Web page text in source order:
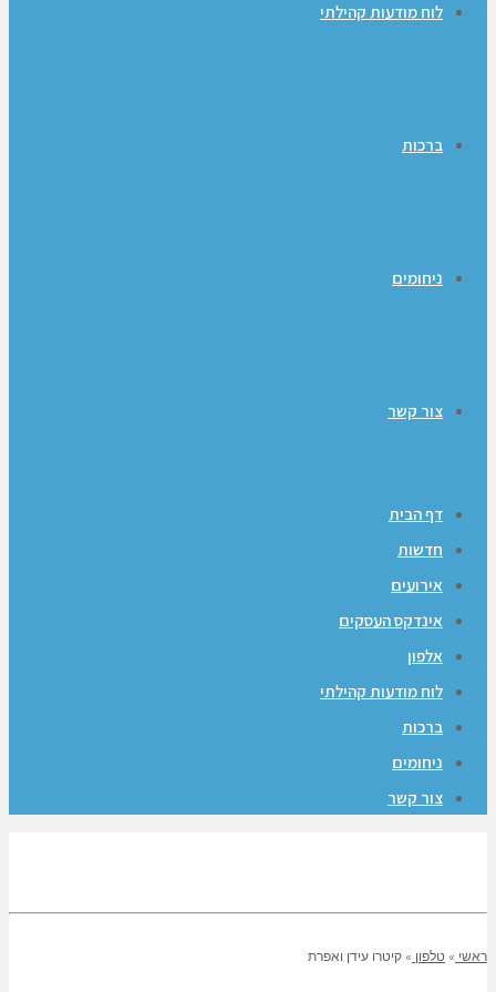
לוח מודעות קהילתי
ברכות
ניחומים
צור קשר
דף הבית
חדשות
אירועים
אינדקס העסקים
אלפון
לוח מודעות קהילתי
ברכות
ניחומים
צור קשר
ראשי » טלפון » קיטרו עידן ואפרת